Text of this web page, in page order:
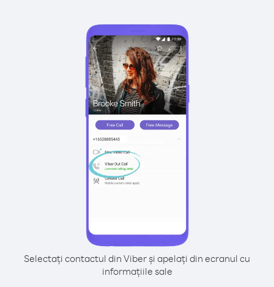
Selectați contactul din Viber și apelați din ecranul cu
informațiile sale